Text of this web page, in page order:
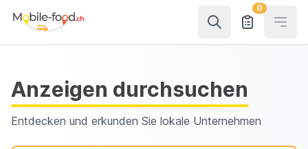
0
Anzeigen durchsuchen
Entdecken und erkunden Sie lokale Unternehmen